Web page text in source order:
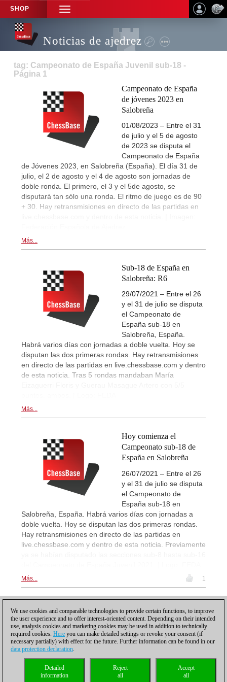
SHOP
TOGGLE
NAVIGATION
Noticias de ajedrez
tag: Campeonato de España Juvenil sub-18 -
Página 1
Campeonato de España
de jóvenes 2023 en
Salobreña
01/08/2023 – Entre el 31
de julio y el 5 de agosto
de 2023 se disputa el
Campeonato de España
de Jóvenes 2023, en Salobreña (España). El día 31 de
julio, el 2 de agosto y el 4 de agosto son jornadas de
doble ronda. El primero, el 3 y el 5de agosto, se
disputará tan sólo una ronda. El ritmo de juego es de 90
+ 30. Hay retransmisiones en directo de las partidas en
Más...
Sub-18 de España en
Salobreña: R6
29/07/2021 – Entre el 26
y el 31 de julio se disputa
el Campeonato de
España sub-18 en
Salobreña, España.
Habrá varios días con jornadas a doble vuelta. Hoy se
disputan las dos primeras rondas. Hay retransmisiones
en directo de las partidas en live.chessbase.com y dentro
de esta noticia. Tras 5 rondas mandaban María
Más...
Hoy comienza el
Campeonato sub-18 de
España en Salobreña
26/07/2021 – Entre el 26
y el 31 de julio se disputa
el Campeonato de
España sub-18 en
Salobreña, España. Habrá varios días con jornadas a
doble vuelta. Hoy se disputan las dos primeras rondas.
Hay retransmisiones en directo de las partidas en
live.chessbase.com y dentro de esta noticia. Previamente
Más... 1
Política de privacidad |Para contactar Cookies Management
Licencias
Compliance Hotline
We use cookies and comparable technologies to provide certain functions, to improve
the user experience and to offer interest-oriented content. Depending on their intended
use, analysis cookies and marketing cookies may be used in addition to technically
required cookies. Here you can make detailed settings or revoke your consent (if
necessary partially) with effect for the future. Further information can be found in our
data protection declaration.
Accept
all
Reject
all
Detailed
information